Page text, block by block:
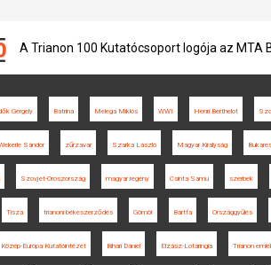
A Trianon 100 Kutatócsoport logója az MTA
Gergely Batrina Melega Miklós WWI Henri Berthelot
Sándor zűrzavar Szarka László Magyar Királyság
Szovjet-Oroszország magyar regény Csinta Samu szerbek
Tisza trianoni békeszerződés Gömör Bártfa Országgyűlés
Közép-Európa Kutatóintézet Bihari Dániel Elzász-Lotaringia Trianon